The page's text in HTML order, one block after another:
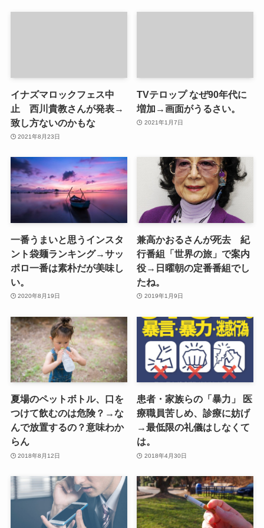
イナズマロックフェス中
止 西川貴教さんが発表→
致し方ないのかもな
2021年8月23日
TVテロップ なぜ90年代に
増加→画面がうるさい。
2021年1月7日
一番うまいと思うインスタ
ント袋麺ランキング→サッ
ポロ一番は素朴だが美味し
い。
2020年8月19日
兼高かおるさんが死去 紀
行番組「世界の旅」で案内
役→日曜朝の定番番組でし
たね。
2019年1月9日
夏場のペットボトル、口を
つけて飲むのは危険？→な
んで放置するの？意味わか
らん
2018年8月12日
患者・家族らの「暴力」 医
療職員苦しめ、診療に妨げ
→最低限の礼儀はしなくて
は。
2018年4月30日